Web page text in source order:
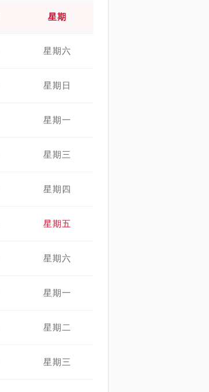
星期
星期六
星期日
星期一
星期三
星期四
星期五
星期六
星期一
星期二
星期三